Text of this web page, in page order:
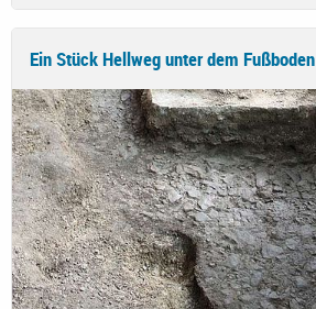
Ein Stück Hellweg unter dem Fußboden